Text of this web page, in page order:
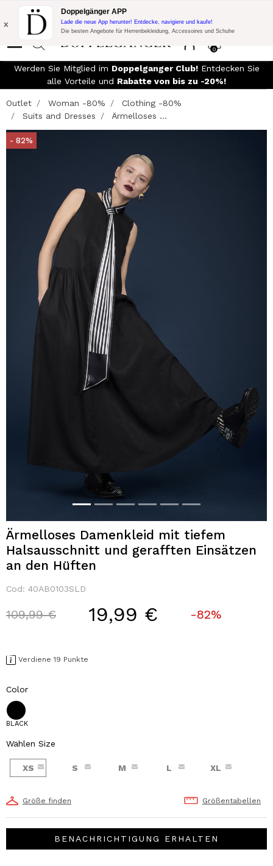
Blitzangebot:
10% Extra-Rabatt auf 300€ Einkauf mit Code:
DOPPEL300
0
x
Doppelgänger APP
Lade die neue App herunter! Entdecke, navigiere und kaufe!
Die besten Angebote für Herrenbekleidung, Accessoires und Schuhe
Werden Sie Mitglied im Doppelganger Club!Entdecken Sie
alle Vorteile und Rabatte von bis zu -20%!
Outlet Woman -80%
Clothing -80%
Suits and Dresses
Ärmelloses ...
- 82%
Ärmelloses Damenkleid mit tiefem
Halsausschnitt und gerafften Einsätzen
an den Hüften
Cod: 40AB0103SLD
Price reduced from
109,99 €to 19,99 € -82%
Verdiene 19 Punkte
Color
BLACK
Wählen Size
XS S M L XL
Größe finden Größentabellen
BENACHRICHTIGUNG ERHALTEN